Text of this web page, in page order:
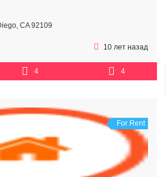
CA 92109
10 лет назад
4 4
For Rent